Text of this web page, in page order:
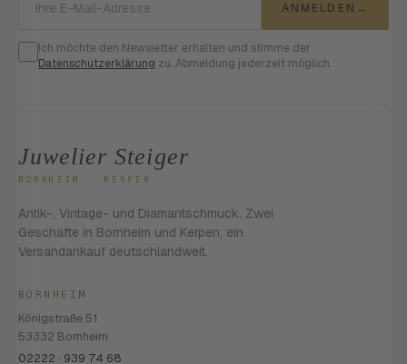
ANMELDEN →
Ich möchte den Newsletter erhalten und stimme der
Datenschutzerklärung zu. Abmeldung jederzeit möglich.
Juwelier Steiger
BORNHEIM · KERPEN
Antik-, Vintage- und Diamantschmuck. Zwei
Geschäfte in Bornheim und Kerpen, ein
Versandankauf deutschlandweit.
BORNHEIM
Königstraße 51
53332 Bornheim
02222 · 939 74 68